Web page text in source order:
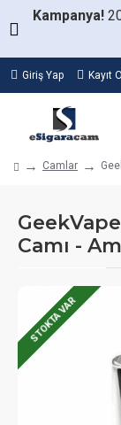
Kampanya!
Giriş Yap Kayıt Ol
Camlar
Camı -
STOKTA VAR